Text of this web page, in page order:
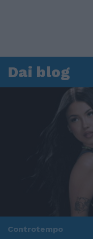
Dai blog
Controtempo